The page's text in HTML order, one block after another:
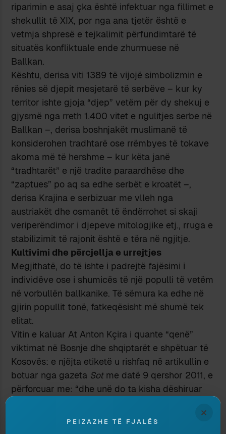
riparimin e asaj çka është infektuar nga fillimet e
shekullit të XIX, por nga ana tjetër është e
vetmja shpresë e tejkalimit përfundimtarë të
situatës konfliktuale ende zhurmuese në
Ballkan.
Kështu, derisa viti 1389 të vijojë simbolizmin e
rënies së djepit mesjetarë të serbëve – kur ky
territor ishte gjoja “djep” vetëm për dy shekuj e
gjysmë nga rreth 1.400 vitet e ngulitjes serbe në
Ballkan –, derisa boshnjakët muslimanë të
konsiderohen tradhtarë ose rrëmbyes të tokave
akoma më të hershme – kur këta janë
“tradhtarët” e një tradite paraardhëse dhe
“zaptues” po aq sa edhe serbët e kroatët –,
derisa Krajina e serbizuar me vlleh nga
austriakët dhe osmanët të ëndërrohet si skaji
veriperëndimor i djepeve mitologjike etj., rruga e
stabilizimit të rajonit është e tëra në ngjitje.
Kultivimi dhe përcjellja e urrejtjes
Megjithatë, do të ishte i padrejtë fajësimi i
individëve ose i shumicës të një populli të vetëm
në vorbullën ballkanike. Të sëmura ka edhe në
gjirin popullit tonë, fatkeqësisht më shumë tek
elitat.
Vitin e kaluar At Anton Kçira i quante “qenë”
viktimat në Bosnje dhe shqiptarët e shpëtuar të
Kosovës: e njëjta etiketë u rishfaq në artikullin e
botuar nga gazeta Sotme datë 9 qershor 2011, e
përforcuar me: “dhe unë do ta kisha dëshiruar
lindën ata të qenë asgjësuar nga serbët dhe
×
PEIZAZHE TË FJALËS